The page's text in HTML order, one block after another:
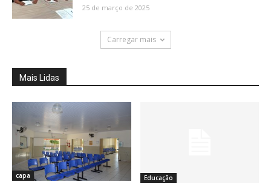
25 de março de 2025
Carregar mais
Mais Lidas
capa Educação